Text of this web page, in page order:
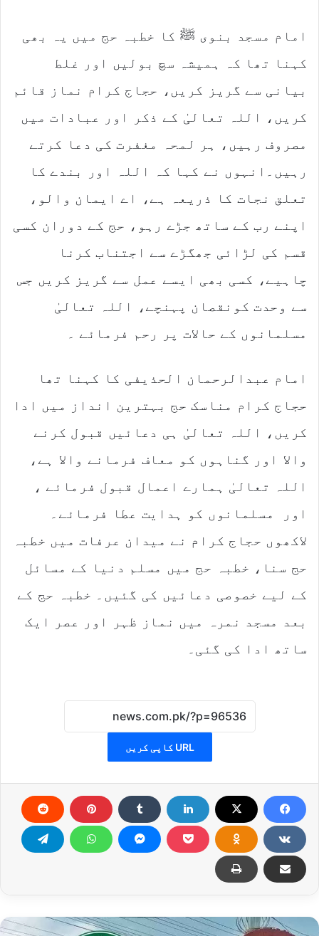
امام مسجد بنوی ﷺ کا خطبہ حج میں یہ بھی
کہنا تھا کہ ہمیشہ سچ بولیں اور غلط
بیانی سے گریز کریں، حجاج کرام نماز قائم
کریں، اللہ تعالیٰ کے ذکر اور عبادات میں
مصروف رہیں، ہر لمحہ مغفرت کی دعا کرتے
رہیں۔انہوں نے کہا کہ اللہ اور بندے کا
تعلق نجات کا ذریعہ ہے، اے ایمان والو،
اپنے رب کے ساتھ جڑے رہو، حج کے دوران کسی
قسم کی لڑائی جھگڑے سے اجتناب کرنا
چاہیے، کسی بھی ایسے عمل سے گریز کریں جس
سے وحدت کونقصان پہنچے، اللہ تعالیٰ
مسلمانوں کے حالات پر رحم فرمائے ۔
امام عبدالرحمان الحذیفی کا کہنا تھا
حجاج کرام مناسک حج بہترین انداز میں ادا
کریں، اللہ تعالیٰ ہی دعائیں قبول کرنے
والا اور گناہوں کو معاف فرمانے والا ہے،
اللہ تعالیٰ ہمارے اعمال قبول فرمائے ،
اور مسلمانوں کو ہدایت عطا فرمائے۔
لاکھوں حجاج کرام نے میدان عرفات میں خطبہ
حج سنا، خطبہ حج میں مسلم دنیا کے مسائل
کے لیے خصوصی دعائیں کی گئیں۔ خطبہ حج کے
بعد مسجد نمرہ میں نماز ظہر اور عصر ایک
ساتھ ادا کی گئی۔
URL کاپی کریں